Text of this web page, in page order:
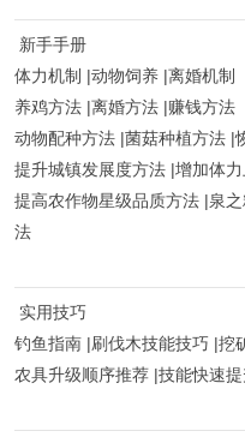
新手手册
体力机制 |动物饲养 |离婚机制
养鸡方法 |离婚方法 |赚钱方法
动物配种方法 |菌菇种植方法 |
提升城镇发展度方法 |增加体
提高农作物星级品质方法 |泉
法
实用技巧
钓鱼指南 |刷伐木技能技巧 |挖
农具升级顺序推荐 |技能快速